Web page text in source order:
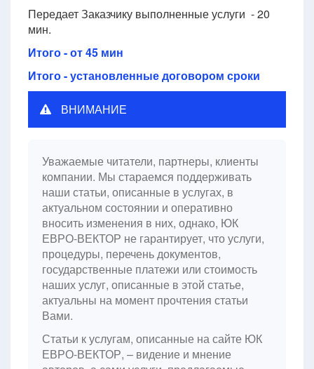
Передает Заказчику выполненные услуги - 20
мин.
Итого - от 45 мин
Итого - установленные договором сроки
ВНИМАНИЕ
Уважаемые читатели, партнеры, клиенты
компании. Мы стараемся поддерживать
наши статьи, описанные в услугах, в
актуальном состоянии и оперативно
вносить изменения в них, однако, ЮК
ЕВРО-ВЕКТОР не гарантирует, что услуги,
процедуры, перечень документов,
государственные платежи или стоимость
наших услуг, описанные в этой статье,
актуальны на момент прочтения статьи
Вами.
Статьи к услугам, описанные на сайте ЮК
ЕВРО-ВЕКТОР, – видение и мнение